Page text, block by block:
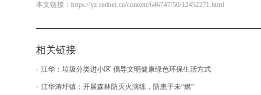
本文链接： https://yz.rednet.cn/content/646747/50/12452271.html
相关链接
江华：垃圾分类进小区 倡导文明健康绿色环保生活方式
江华涛圩镇：开展森林防灭火演练，防患于未“燃”